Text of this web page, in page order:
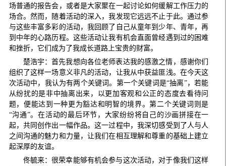
场普通的报告会，或者是大家聚在一起讨论如何缓解工作压力的
场合。然而，随着活动的深入，我发现它远远不止于此。通过参
与这些丰富多彩的活动，我回顾了自己从童年到少年、青年，再
到中年的心路历程。这些活动让我有机会直面曾经遇到过的困难
和挫折，它们成为了我成长道路上宝贵的财富。
楚浩宇：首先我想向各位老师表达我的感激之情，感谢你们
组织了这样一场意义非凡的活动，让我从中获益匪浅。在今天这
次活动中，我认为有两个关键词。第一个关键词是“抽离”，若能
从纷扰的是非中抽离出来，以更加客观和公正的态度去看待问
题，便能达到一种更为豁达和明智的境界。第二个关键词则是
“沟通”。在活动的最后环节，大家纷纷将自己的沙画拼接在一
起，共同创作出一幅作品。这一过程中，我深切感受到了人与人
之间沟通的魅力和力量，让我们在相互理解和尊重的基础上建立
起深厚的友谊。
佟毓来：很荣幸能够有机会参与这次活动，对于像我们这样